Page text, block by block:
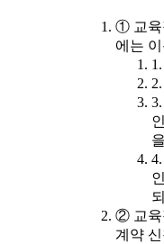
① 교육
에는
② 교육
계약